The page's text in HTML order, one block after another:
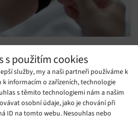
s použitím cookies
služby, my a naši partneři používáme k
informacím o zařízeních, technologie
s těmito technologiemi nám a našim
osobní údaje, jako je chování při
ID na tomto webu. Nesouhlas nebo
Elonga čte signály vašeho srdce a
raději vypnout. Věda z laboratoře